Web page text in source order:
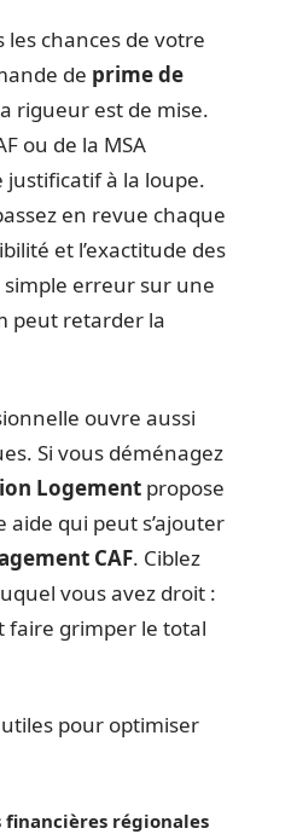
chances de votre
de prime de
rigueur est de mise.
ou de la MSA
à la loupe.
en revue chaque
et l’exactitude des
erreur sur une
peut retarder la
ouvre aussi
Si vous déménagez
Logement propose
aide qui peut s’ajouter
CAF. Ciblez
vous avez droit :
faire grimper le total
pour optimiser
financières régionales